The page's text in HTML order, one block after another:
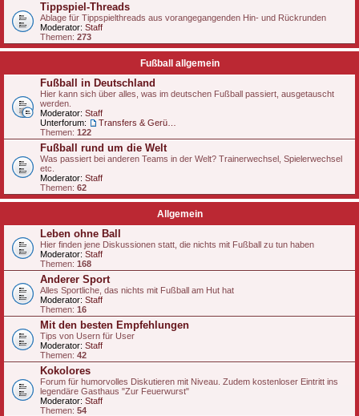
Tippspiel-Threads
Ablage für Tippspielthreads aus vorangegangenden Hin- und Rückrunden
Moderator: Staff
Themen: 273
Fußball allgemein
Fußball in Deutschland
Hier kann sich über alles, was im deutschen Fußball passiert, ausgetauscht
werden.
Moderator: Staff
Unterforum:
Themen: 122
Fußball rund um die Welt
Was passiert bei anderen Teams in der Welt? Trainerwechsel, Spielerwechsel
etc.
Moderator: Staff
Themen: 62
Allgemein
Leben ohne Ball
Hier finden jene Diskussionen statt, die nichts mit Fußball zu tun haben
Moderator: Staff
Themen: 168
Anderer Sport
Alles Sportliche, das nichts mit Fußball am Hut hat
Moderator: Staff
Themen: 16
Mit den besten Empfehlungen
Tips von Usern für User
Moderator: Staff
Themen: 42
Kokolores
Forum für humorvolles Diskutieren mit Niveau. Zudem kostenloser Eintritt ins
legendäre Gasthaus "Zur Feuerwurst"
Moderator: Staff
Themen: 54